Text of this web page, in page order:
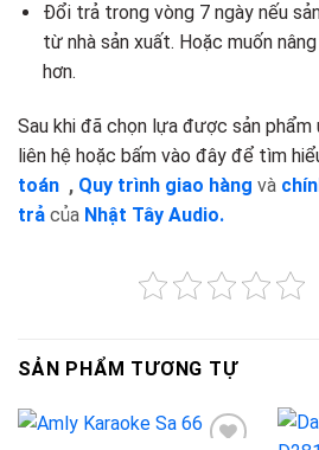
Đổi trả trong vòng 7 ngày nếu
từ nhà sản xuất. Hoặc muốn
hơn.
Sau khi đã chọn lựa được sản
liên hệ hoặc bấm vào đây để tìm
toán , Quy trình giao hàng và
trả của Nhật Tây Audio.
SẢN PHẨM TƯƠNG TỰ